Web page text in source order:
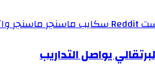
سكايبماسنجرماسنجر
يواصل التداريب